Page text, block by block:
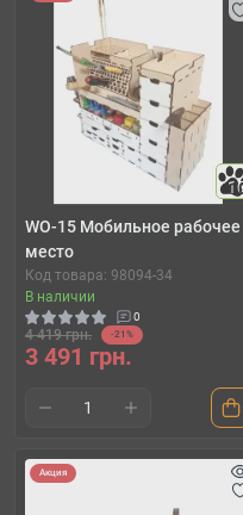
WO-15 Мобильное рабочее
место
Код товара: 98094-34
В наличии
0
4 419 грн. -21%
3 491 грн.
Акция